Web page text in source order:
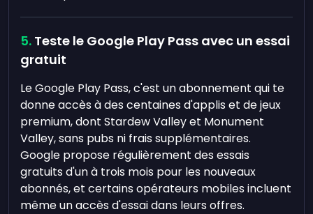
Teste le Google Play Pass avec un essai
gratuit
Le Google Play Pass, c'est un abonnement qui te
donne accès à des centaines d'applis et de jeux
premium, dont Stardew Valley et Monument
Valley, sans pubs ni frais supplémentaires.
Google propose régulièrement des essais
gratuits d'un à trois mois pour les nouveaux
abonnés, et certains opérateurs mobiles incluent
même un accès d'essai dans leurs offres.